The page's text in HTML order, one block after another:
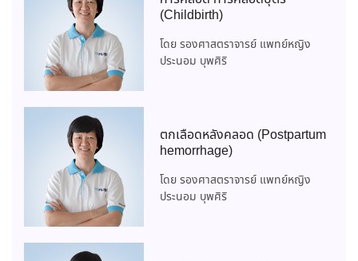
(Childbirth)
โดย รองศาสตราจารย์ แพทย์หญิง
ประนอม บุพศิริ
ตกเลือดหลังคลอด (Postpartum
hemorrhage)
โดย รองศาสตราจารย์ แพทย์หญิง
ประนอม บุพศิริ